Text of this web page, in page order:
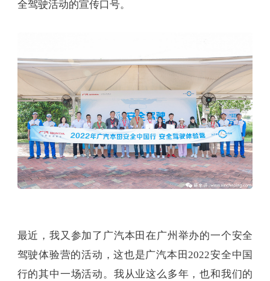
全驾驶活动的宣传口号。
最近，我又参加了广汽本田在广州举办的一个安全
驾驶体验营的活动，这也是广汽本田2022安全中国
行的其中一场活动。我从业这么多年，也和我们的